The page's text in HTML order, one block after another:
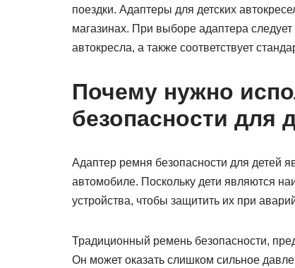
поездки. Адаптеры для детских
магазинах. При выборе адаптера
автокресла, а также соответствует
Почему нужно
безопасности для
Адаптер ремня безопасности для детей
автомобиле. Поскольку дети являются
устройства, чтобы защитить их при
Традиционный ремень безопасности,
Он может оказать слишком сильное